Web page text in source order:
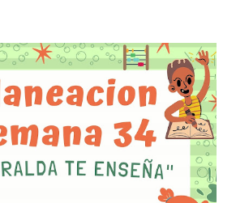
este material sea de gran utilidad para
de enseñanza y aprendizaje para que los
de logro educativo. Agradecemos a
increibles archivos ya que gracias a su
gozar de estas planeaciones
que nosotros solo los compartimos con
e informativos.😊 Obtén